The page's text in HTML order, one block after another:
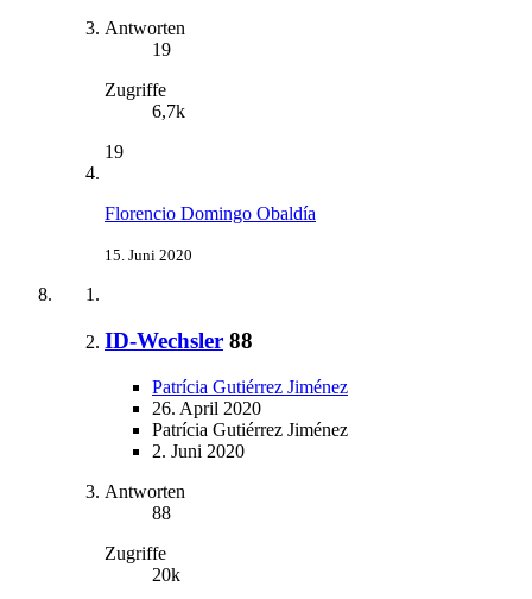
Antworten
19
Zugriffe
6,7k
19
Florencio Domingo Obaldía
15. Juni 2020
ID-Wechsler 88
Patrícia Gutiérrez Jiménez
26. April 2020
Patrícia Gutiérrez Jiménez
2. Juni 2020
Antworten
88
Zugriffe
20k